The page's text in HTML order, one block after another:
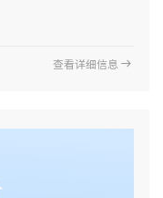
查看详细信息